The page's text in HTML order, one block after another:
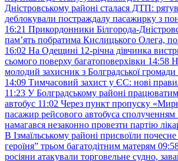
Дністровському районі сталася ДТП:
деблокували постраждалу пасажирку з
16:21 Прикордонники Білгорода-
пам’ять побратима Кислицького Олега,
16:02 На Одещині 12-річна дівчинка
сьомого поверху багатоповерхівки 14:58
молодий захисник з Болградської
14:09 Тимчасовий захист у ЄС: нові
11:23 У Болградському районі
автобус 11:02 Через пункт пропуску
пасажир рейсового автобуса
намагався незаконно провезти партію
В Ізмаїльському районі присвоїли
героїня” трьом багатодітним матерям
росіяни атакували торговельне судно,